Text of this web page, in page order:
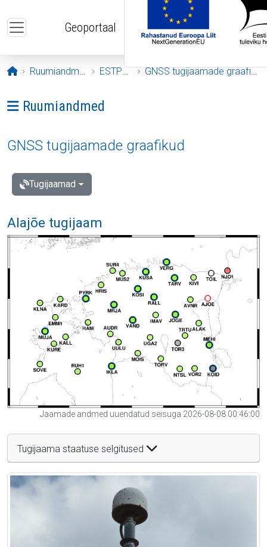
Geoportaal
Avaleht
Ruumiandmed ESTPOS GNSS tugijaamade graafikud
Ava menüü: Ruumiandmed
Ruumiandmed
GNSS tugijaamade graafikud
Tugijaamad
Alajõe tugijaam
Jaamade andmed uuendatud seisuga 2026-08-08 00:46:00
Tugijaama staatuse selgitused